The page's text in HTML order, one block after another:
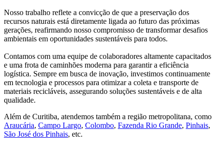
Nosso trabalho reflete a convicção de que a preservação dos
recursos naturais está diretamente ligada ao futuro das próximas
gerações, reafirmando nosso compromisso de transformar desafios
ambientais em oportunidades sustentáveis para todos.
Contamos com uma equipe de colaboradores altamente capacitados
e uma frota de caminhões moderna para garantir a eficiência
logística. Sempre em busca de inovação, investimos continuamente
em tecnologia e processos para otimizar a coleta e transporte de
materiais recicláveis, assegurando soluções sustentáveis e de alta
qualidade.
Além de Curitiba, atendemos também a região metropolitana, como
Araucária, Campo Largo, Colombo, Fazenda Rio Grande, Pinhais,
São José dos Pinhais, etc.